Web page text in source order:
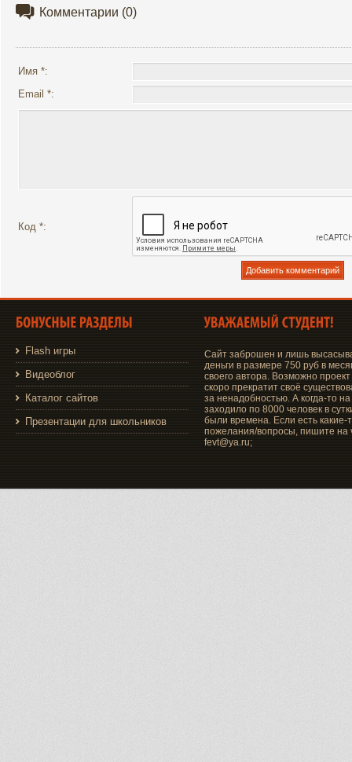
Комментарии (0)
Имя *:
Email *:
Код *:
Flash игры
Видеоблог
Каталог сайтов
Презентации для школьников
Сайт заброшен и лишь
деньги в размере 750 руб в
своего автора. Возможно проект
скоро прекратит своё
за ненадобностью. А когда-то на
заходило по 8000 человек в
были времена. Если есть какие-
пожелания/вопросы, пишите на
fevt@ya.ru;